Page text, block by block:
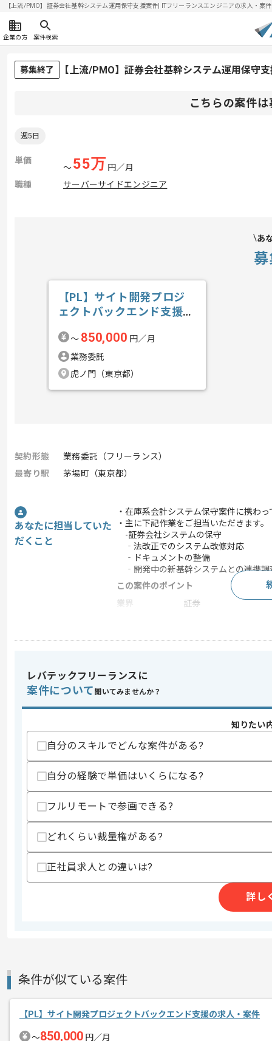
【上流/PMO】証券会社基幹システム運用保守支援案件| ITフリーランスエンジニアの求人・
企業の方 案件検索
募集終了 【上流/PMO】証券会社基幹システム運用保守
こちらの案件
週5日
単価
〜55万 円／月
職種
サーバーサイドエンジニア
あ
【PL】サイト開発プロジ
ェクトバックエンド支援の
〜 850,000 円／月
業務委託
虎ノ門（東京都）
契約形態
業務委託（フリーランス）
最寄り駅
茅場町（東京都）
あなたに担当していた
だくこと
・在庫系会計システム保守案件に携わ
・主に下記作業をご担当いただきます。
-証券会社システムの保守
‐法改正でのシステム改修対応
‐ドキュメントの整備
‐開発中の新基幹システムとの連携調
この案件のポイント
業界
証券
特徴
20代活躍中 , 30代活躍
求めるスキル
・証券知見
・C言語の経験
スキルに不安がある方へ
メント
レバテックでの実績がある企業の案件で
上流エンジニアでの開発経験を活かすこ
複数案件を保有している企業ですので、
レバテックフリーランスに
案件について 聞いてみませんか？
知りたい
自分のスキルでどんな案件がある?
自分の経験で単価はいくらになる?
フルリモートで参画できる?
どれくらい裁量権がある?
正社員求人との違いは?
詳し
条件が似ている案件
【PL】サイト開発プロジェクトバックエンド支援の求人・案件
〜850,000 円／月